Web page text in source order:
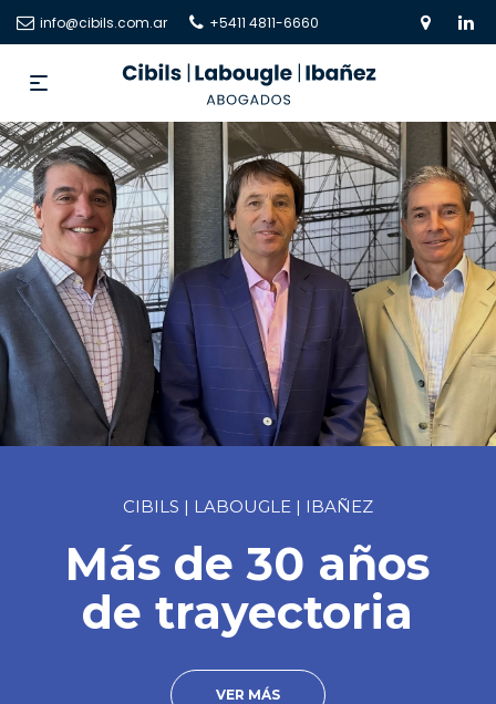
info@cibils.com.ar +5411 4811-6660
VER MÁS
CIBILS | LABOUGLE | IBAÑEZ
Más de 30 años
de trayectoria